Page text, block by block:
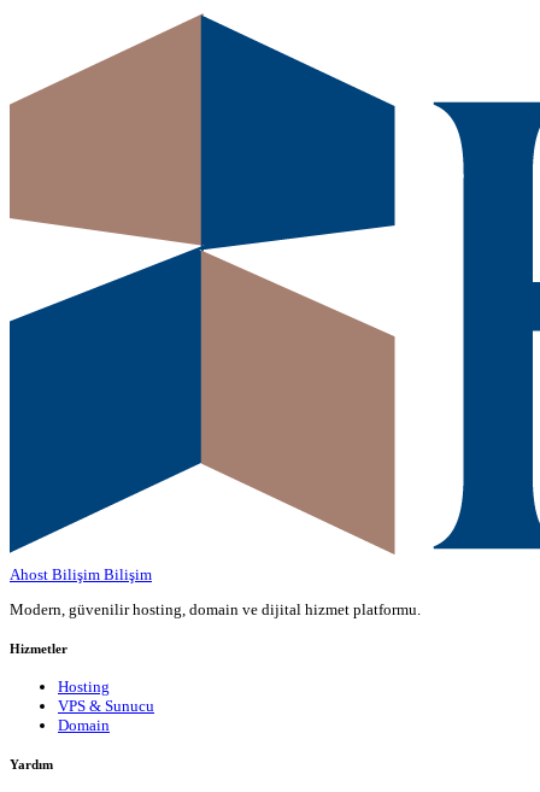
Ahost Bilişim Bilişim
Modern, güvenilir hosting, domain ve dijital hizmet platformu.
Hizmetler
Hosting
VPS & Sunucu
Domain
Yardım